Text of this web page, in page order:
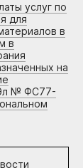
услуг по
для
в
в
на
№ ФС77-